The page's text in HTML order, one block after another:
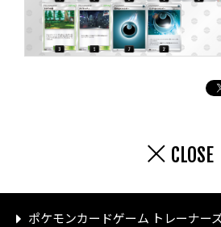
CLOSE
ポケモンカードゲーム トレーナー